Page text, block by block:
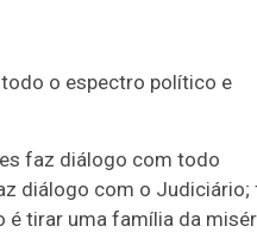
o espectro político e
faz diálogo com todo
diálogo com o Judiciário;
tirar uma família da